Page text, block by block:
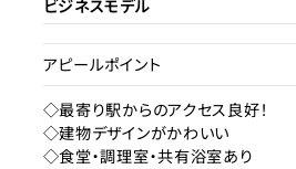
売却理由
ライセンス種類
現状
ビジネスモデル
アピールポイント
◇最寄り駅からのアクセス良好！
◇建物デザインがかわいい
◇食堂・調理室・共有浴室あり